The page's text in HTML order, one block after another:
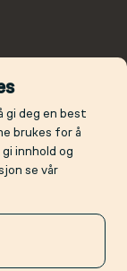
gi deg en best
brukes for å
innhold og
se vår